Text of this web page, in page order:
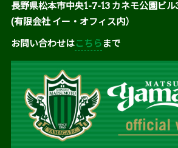
長野県松本市中央1-7-13 カネモ公園ビル
(有限会社 イー・オフィス内）
お問い合わせはこちら まで